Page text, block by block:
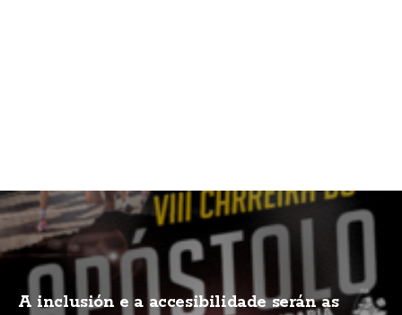
A inclusión e a accesibilidade serán as